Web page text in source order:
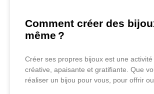
Comment créer des
même ?
Créer ses propres bijoux est une
créative, apaisante et gratifiante. Que
réaliser un bijou pour vous, pour offrir ou